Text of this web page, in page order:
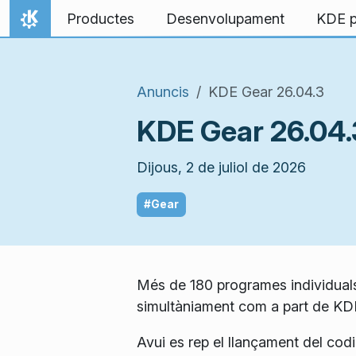
Salta al contingut
Inici
Productes Desenvolupament KDE
Anuncis KDE Gear 26.04.3
KDE Gear
Dijous, 2 de juliol de 2026
#Gear
Més de 180 programes
simultàniament com a part de
Avui es rep el llançament del